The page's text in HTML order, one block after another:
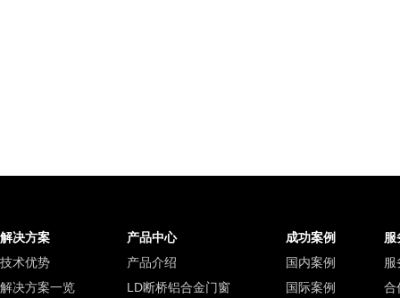
解决方案 产品中心 成功案例
服
技术优势
产品介绍 国内案例
服
解决方案一览
LD断桥铝合金门窗 国际案例
合